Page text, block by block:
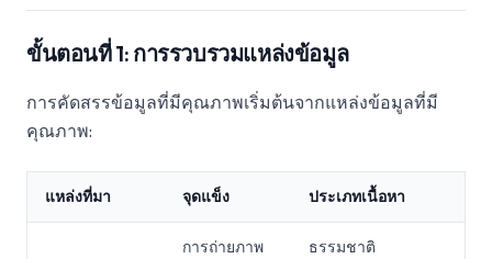
ขั้นตอนที่ 1: การรวบรวมแหล่งข้อมูล
การคัดสรรข้อมูลที่มีคุณภาพเริ่มต้นจากแหล่งข้อมูลที่มี
คุณภาพ:
แหล่งที่มา จุดแข็ง ประเภทเนื้อหา
การถ่ายภาพ
ธรรมชาติ